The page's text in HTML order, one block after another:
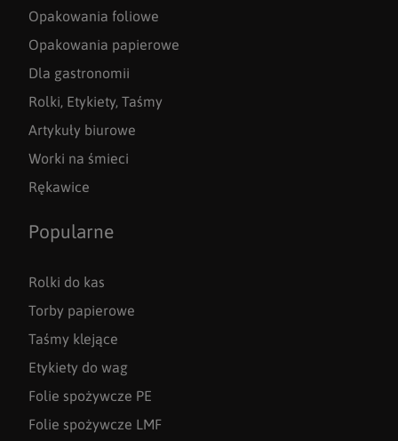
Opakowania foliowe
Opakowania papierowe
Dla gastronomii
Rolki, Etykiety, Taśmy
Artykuły biurowe
Worki na śmieci
Rękawice
Popularne
Rolki do kas
Torby papierowe
Taśmy klejące
Etykiety do wag
Folie spożywcze PE
Folie spożywcze LMF